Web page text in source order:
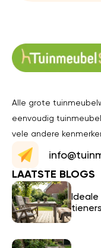
Alle grote
eenvoudig
vele andere
LAATSTE BLOGS
Ideale
tieners